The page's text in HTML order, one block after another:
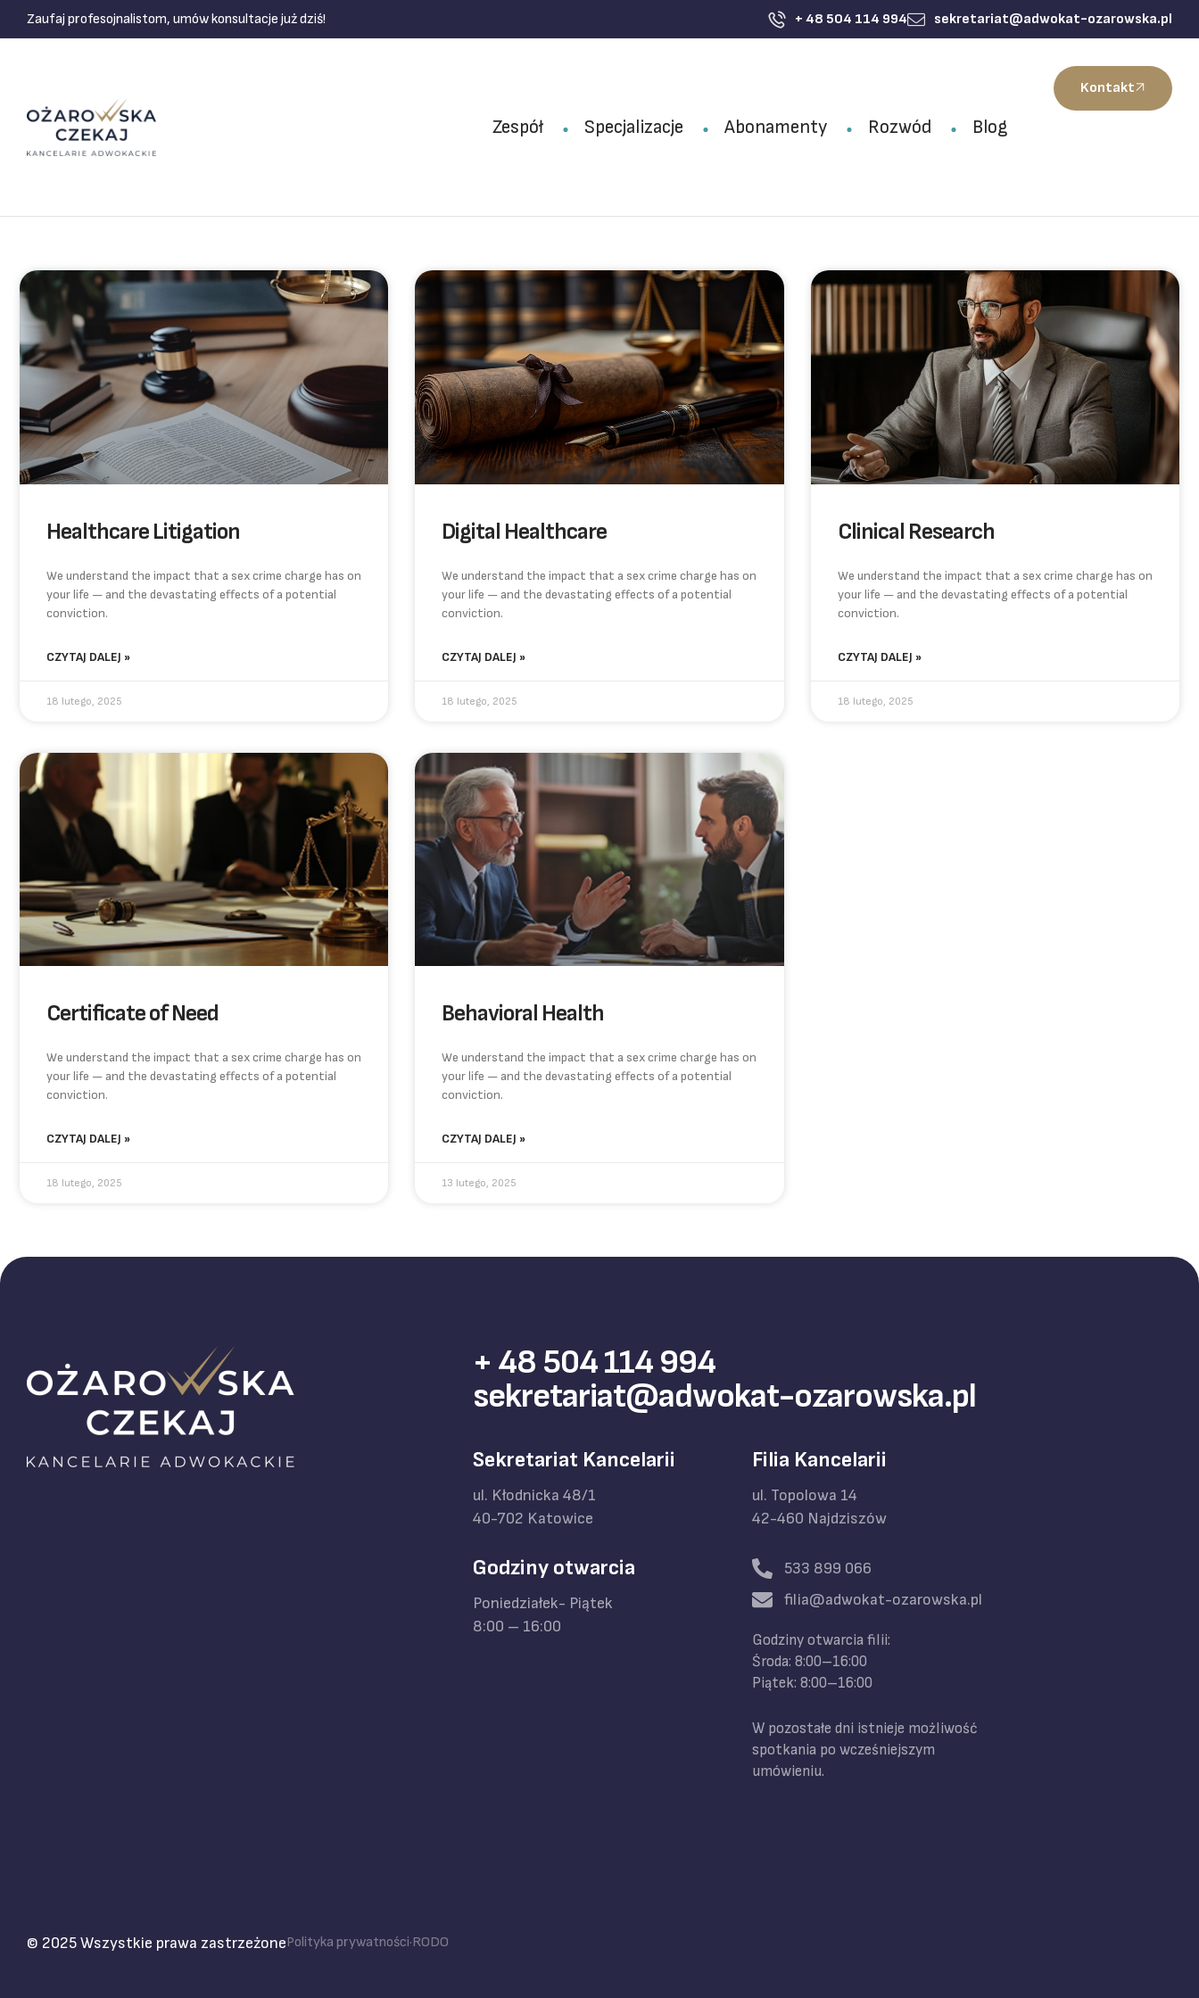
Zaufaj profesojnalistom, umów konsultacje już dziś! + 48 504 114 994 sekretariat@adwokat-ozarowska.pl
Zespół Specjalizacje Abonamenty Rozwód Blog
Kontakt
Healthcare Litigation
We understand the impact that a sex crime charge has on
your life — and the devastating effects of a potential
conviction.
CZYTAJ DALEJ »
18 lutego, 2025
Digital Healthcare
We understand the impact that a sex crime charge has on
your life — and the devastating effects of a potential
conviction.
CZYTAJ DALEJ »
18 lutego, 2025
Clinical Research
We understand the impact that a sex crime charge has on
your life — and the devastating effects of a potential
conviction.
CZYTAJ DALEJ »
18 lutego, 2025
Certificate of Need
We understand the impact that a sex crime charge has on
your life — and the devastating effects of a potential
conviction.
CZYTAJ DALEJ »
18 lutego, 2025
Behavioral Health
We understand the impact that a sex crime charge has on
your life — and the devastating effects of a potential
conviction.
CZYTAJ DALEJ »
13 lutego, 2025
+ 48 504 114 994
sekretariat@adwokat-ozarowska.pl
Sekretariat Kancelarii
ul. Kłodnicka 48/1
40-702 Katowice
Godziny otwarcia
Poniedziałek- Piątek
8:00 – 16:00
Filia Kancelarii
ul. Topolowa 14
42-460 Najdziszów
533 899 066
filia@adwokat-ozarowska.pl
Godziny otwarcia filii:
Środa: 8:00–16:00
Piątek: 8:00–16:00
W pozostałe dni istnieje możliwość
spotkania po wcześniejszym
umówieniu.
© 2025 Wszystkie prawa zastrzeżonePolityka prywatności·RODO